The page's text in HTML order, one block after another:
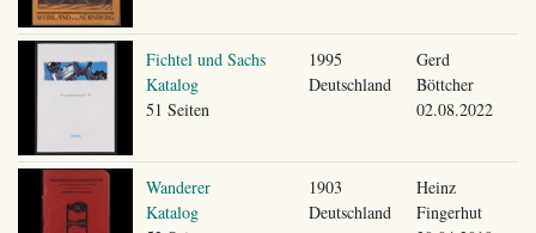
Fichtel und Sachs
Katalog
51 Seiten
1995
Deutschland
Gerd
Böttcher
02.08.2022
Wanderer
Katalog
1903
Deutschland
Heinz
Fingerhut